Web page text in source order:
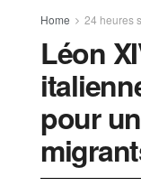
Home 24 heures
Léon
pour